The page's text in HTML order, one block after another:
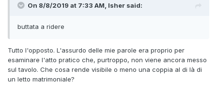
On 8/8/2019 at 7:33 AM, Isher said:
buttata a ridere
Tutto l'opposto. L'assurdo delle mie parole era proprio per
esaminare l'atto pratico che, purtroppo, non viene ancora messo
sul tavolo. Che cosa rende visibile o meno una coppia al di là di
un letto matrimoniale?